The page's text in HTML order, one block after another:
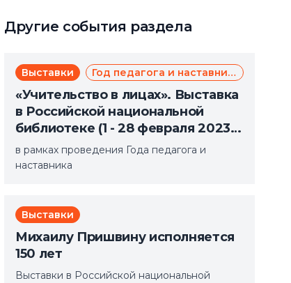
Другие события раздела
Выставки Год педагога и наставника
«Учительство в лицах». Выставка
в Российской национальной
библиотеке (1 - 28 февраля 2023
года)
в рамках проведения Года педагога и
наставника
Выставки
Михаилу Пришвину исполняется
150 лет
Выставки в Российской национальной